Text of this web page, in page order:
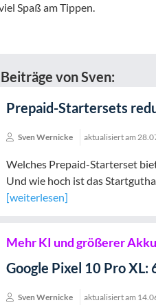
Spaß am Tippen.
von Sven:
Prepaid-Startersets
Sven Wernicke aktualisiert am
Welches Prepaid-Starterset
Und wie hoch ist das
[weiterlesen]
Mehr KI und größerer Akku
Google Pixel 10 Pro XL:
Sven Wernicke aktualisiert am